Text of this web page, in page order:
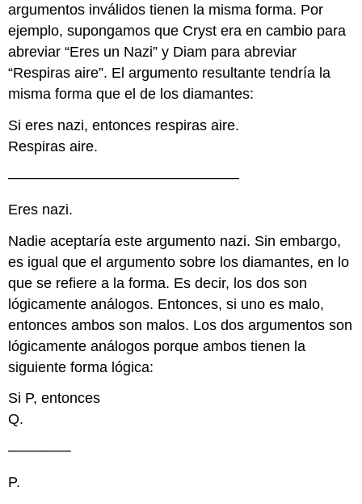
argumentos inválidos tienen la misma forma. Por
ejemplo, supongamos que Cryst era en cambio para
abreviar “Eres un Nazi” y Diam para abreviar
“Respiras aire”. El argumento resultante tendría la
misma forma que el de los diamantes:
Si eres nazi, entonces respiras aire.
Respiras aire.
──────────────────────
Eres nazi.
Nadie aceptaría este argumento nazi. Sin embargo,
es igual que el argumento sobre los diamantes, en lo
que se refiere a la forma. Es decir, los dos son
lógicamente análogos. Entonces, si uno es malo,
entonces ambos son malos. Los dos argumentos son
lógicamente análogos porque ambos tienen la
siguiente forma lógica:
Si P, entonces
Q.
──────
P.